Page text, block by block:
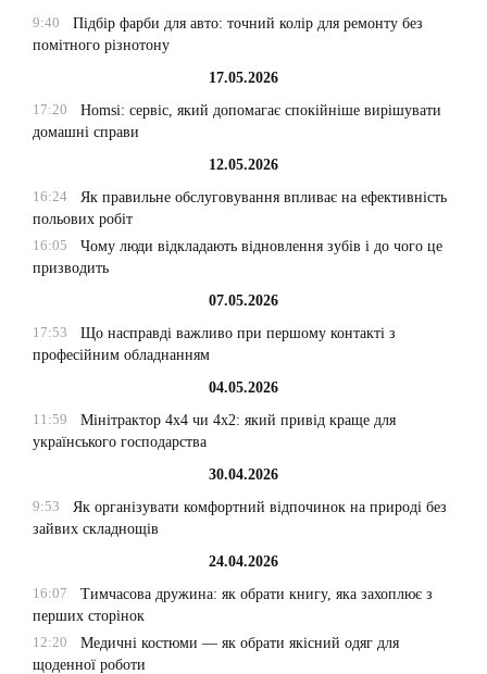
9:40
Підбір фарби для авто: точний колір для ремонту без
помітного різнотону
17.05.2026
17:20
Homsi: сервіс, який допомагає спокійніше вирішувати
домашні справи
12.05.2026
16:24
Як правильне обслуговування впливає на ефективність
польових робіт
16:05
Чому люди відкладають відновлення зубів і до чого це
призводить
07.05.2026
17:53
Що насправді важливо при першому контакті з
професійним обладнанням
04.05.2026
11:59
Мінітрактор 4х4 чи 4х2: який привід краще для
українського господарства
30.04.2026
9:53
Як організувати комфортний відпочинок на природі без
зайвих складнощів
24.04.2026
16:07
Тимчасова дружина: як обрати книгу, яка захоплює з
перших сторінок
12:20
Медичні костюми — як обрати якісний одяг для
щоденної роботи